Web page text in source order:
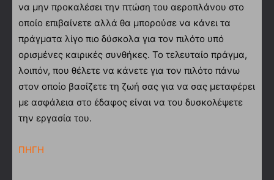
να μην προκαλέσει την πτώση του αεροπλάνου στο
οποίο επιβαίνετε αλλά θα μπορούσε να κάνει τα
πράγματα λίγο πιο δύσκολα για τον πιλότο υπό
ορισμένες καιρικές συνθήκες. Το τελευταίο πράγμα,
λοιπόν, που θέλετε να κάνετε για τον πιλότο πάνω
στον οποίο βασίζετε τη ζωή σας για να σας μεταφέρει
με ασφάλεια στο έδαφος είναι να του δυσκολέψετε
την εργασία του.
ΠΗΓΗ